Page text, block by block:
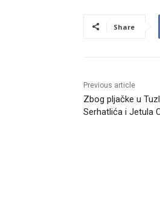
Share
Previous article
Zbog pljačke u
Serhatlića i Jetula